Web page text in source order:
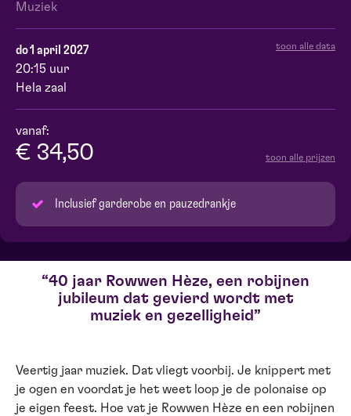
Muziek
do 1 april 2027 toon alle data
20:15 uur
Hela zaal
vanaf:
€ 34,50 toon alle prijzen
Inclusief garderobe en pauzedrankje
40 jaar Rowwen Hèze, een robijnen
jubileum dat gevierd wordt met
muziek en gezelligheid
Veertig jaar muziek. Dat vliegt voorbij. Je knippert met
je ogen en voordat je het weet loop je de polonaise op
je eigen feest. Hoe vat je Rowwen Hèze en een robijnen